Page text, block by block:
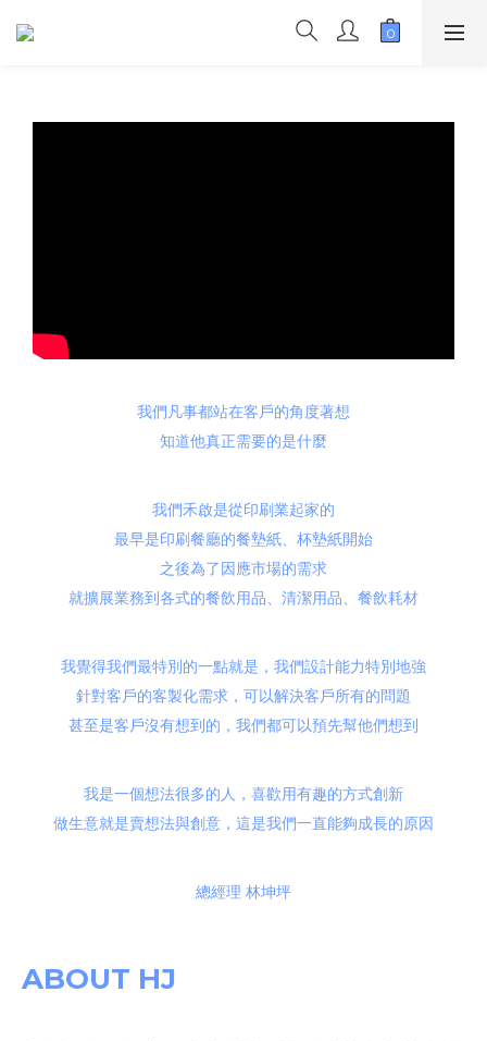
我們凡事都站在客戶的角度著想
知道他真正需要的是什麼
我們禾啟是從印刷業起家的
最早是印刷餐廳的餐墊紙、杯墊紙開始
之後為了因應市場的需求
就擴展業務到各式的餐飲用品、清潔用品、餐飲耗材
我覺得我們最特別的一點就是，我們設計能力特別地強
針對客戶的客製化需求，可以解決客戶所有的問題
甚至是客戶沒有想到的，我們都可以預先幫他們想到
我是一個想法很多的人，喜歡用有趣的方式創新
做生意就是賣想法與創意，這是我們一直能夠成長的原因
總經理 林坤坪
ABOUT HJ